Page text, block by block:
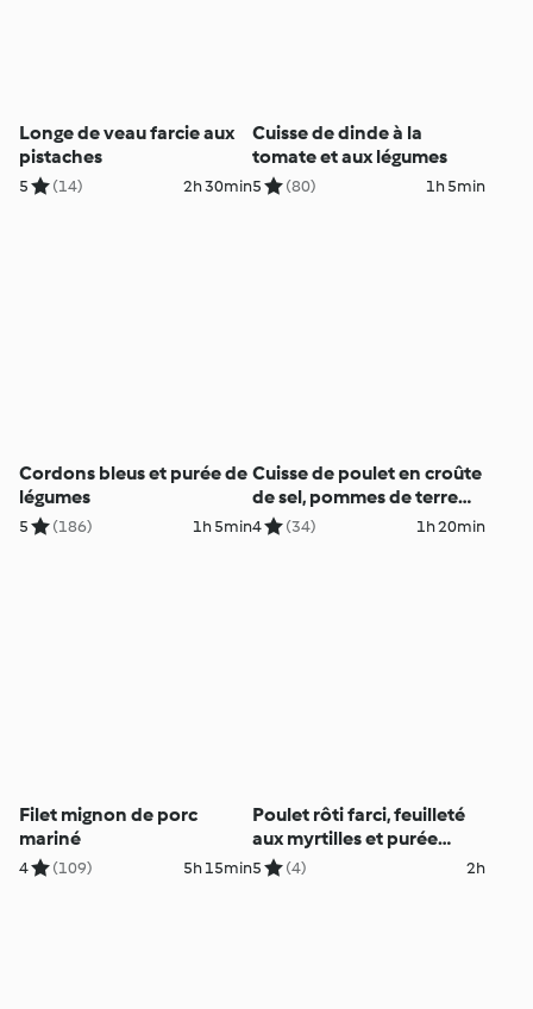
Longe de veau farcie aux
pistaches
5 (14) 2h 30min
Cuisse de dinde à la
tomate et aux légumes
5 (80) 1h 5min
Cordons bleus et purée de
légumes
5 (186) 1h 5min
Cuisse de poulet en croûte
de sel, pommes de terre
épicées
4 (34) 1h 20min
Filet mignon de porc
mariné
4 (109) 5h 15min
Poulet rôti farci, feuilleté
aux myrtilles et purée
truffée
5 (4) 2h